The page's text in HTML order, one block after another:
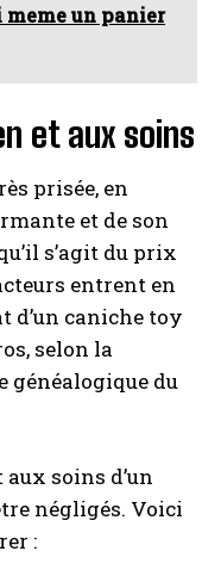
un panier
et aux soins
prisée, en
et de son
s’agit du prix
entrent en
d’un caniche toy
selon la
généalogique du
aux soins d’un
négligés. Voici
: